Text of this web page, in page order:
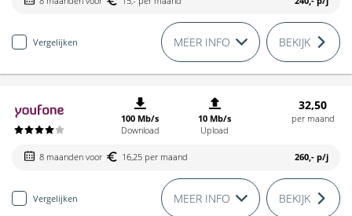
Vergelijken MEER INFO BEKIJK
100 Mb/s
Download
10 Mb/s
Upload
32,50
per maand
8 maanden voor 16,25 per maand 260,- p/j
Vergelijken MEER INFO BEKIJK